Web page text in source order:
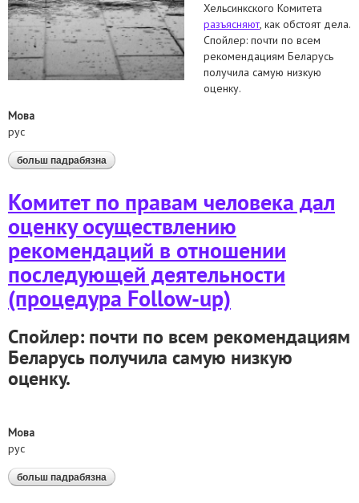
Хельсинкского Комитета
разъясняют, как обстоят дела.
Спойлер: почти по всем
рекомендациям Беларусь
получила самую низкую
оценку.
Мова
рус
больш падрабязна аб комитет по правам человека оценил
осуществление рекомендаций в отношении
Комитет по правам человека дал
оценку осуществлению
рекомендаций в отношении
последующей деятельности
(процедура Follow-up)
Спойлер: почти по всем рекомендациям
Беларусь получила самую низкую
оценку.
Мова
рус
больш падрабязна аб комитет по правам человека дал оценку
осуществлению рекомендаций в отношении